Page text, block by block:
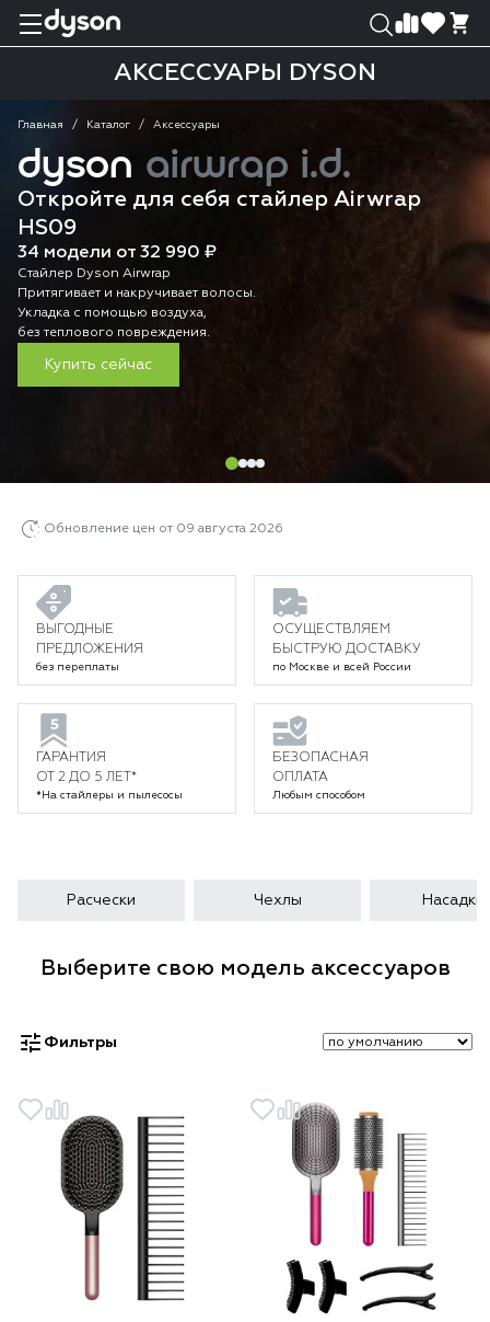
АКСЕССУАРЫ DYSON
Главная Каталог Аксессуары
dyson airwrap i.d.
Откройте для себя стайлер Airwrap
HS09
34 модели от 32 990 ₽
Стайлер Dyson Airwrap
Притягивает и накручивает волосы.
Укладка с помощью воздуха,
без теплового повреждения.
Купить сейчас
Обновление цен от 09 августа 2026
ВЫГОДНЫЕ
ПРЕДЛОЖЕНИЯ
без переплаты
ОСУЩЕСТВЛЯЕМ
БЫСТРУЮ ДОСТАВКУ
по Москве и всей России
ГАРАНТИЯ
ОТ 2 ДО 5 ЛЕТ*
*На стайлеры и пылесосы
БЕЗОПАСНАЯ
ОПЛАТА
Любым способом
Расчески Чехлы Насадки
Выберите свою модель аксессуаров
Фильтры